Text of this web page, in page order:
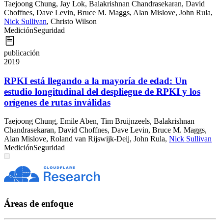
Taejoong Chung, Jay Lok, Balakrishnan Chandrasekaran, David
Choffnes, Dave Levin, Bruce M. Maggs, Alan Mislove, John Rula,
Nick Sullivan, Christo Wilson
MediciónSeguridad
publicación
2019
RPKI está llegando a la mayoría de edad: Un
estudio longitudinal del despliegue de RPKI y los
orígenes de rutas inválidas
Taejoong Chung, Emile Aben, Tim Bruijnzeels, Balakrishnan
Chandrasekaran, David Choffnes, Dave Levin, Bruce M. Maggs,
Alan Mislove, Roland van Rijswijk-Deij, John Rula, Nick Sullivan
MediciónSeguridad
Áreas de enfoque